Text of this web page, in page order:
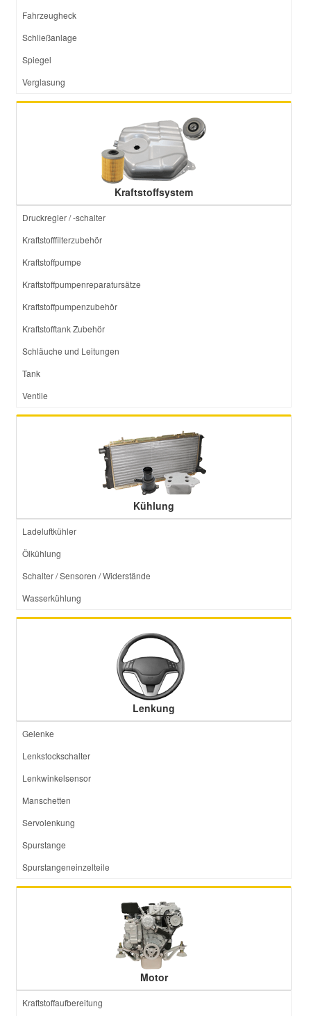
Fahrzeugheck
Schließanlage
Spiegel
Verglasung
Kraftstoffsystem
Druckregler / -schalter
Kraftstofffilterzubehör
Kraftstoffpumpe
Kraftstoffpumpenreparatursätze
Kraftstoffpumpenzubehör
Kraftstofftank Zubehör
Schläuche und Leitungen
Tank
Ventile
Kühlung
Ladeluftkühler
Ölkühlung
Schalter / Sensoren / Widerstände
Wasserkühlung
Lenkung
Gelenke
Lenkstockschalter
Lenkwinkelsensor
Manschetten
Servolenkung
Spurstange
Spurstangeneinzelteile
Motor
Kraftstoffaufbereitung